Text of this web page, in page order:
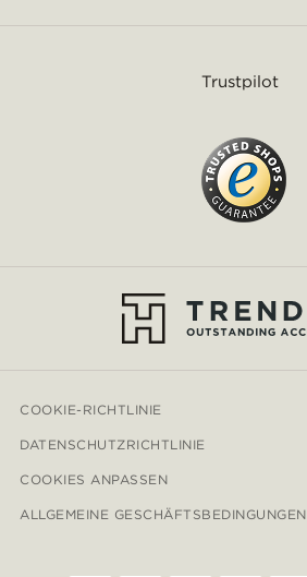
Trustpilot
COOKIE-RICHTLINIE
DATENSCHUTZRICHTLINIE
COOKIES ANPASSEN
ALLGEMEINE GESCHÄFTSBEDINGUNGEN